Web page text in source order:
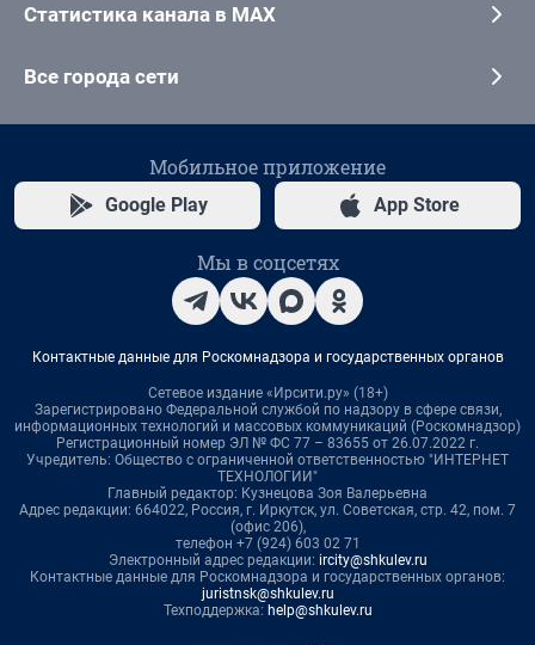
Статистика канала в MAX
Все города сети
Мобильное приложение
Google Play App Store
Мы в соцсетях
Контактные данные для Роскомнадзора и государственных органов
Сетевое издание «Ирсити.ру» (18+)
Зарегистрировано Федеральной службой по надзору в сфере связи,
информационных технологий и массовых коммуникаций (Роскомнадзор)
Регистрационный номер ЭЛ № ФС 77 – 83655 от 26.07.2022 г.
Учредитель: Общество с ограниченной ответственностью "ИНТЕРНЕТ
ТЕХНОЛОГИИ"
Главный редактор: Кузнецова Зоя Валерьевна
Адрес редакции: 664022, Россия, г. Иркутск, ул. Советская, стр. 42, пом. 7
(офис 206),
телефон +7 (924) 603 02 71
Электронный адрес редакции: ircity@shkulev.ru
Контактные данные для Роскомнадзора и государственных органов:
juristnsk@shkulev.ru
Техподдержка: help@shkulev.ru